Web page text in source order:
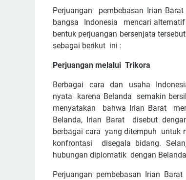
Perjuangan pembebasan Irian
bangsa Indonesia mencari
bentuk perjuangan bersenjata
sebagai berikut ini :
Perjuangan melalui Trikora
Berbagai cara dan usaha
nyata karena Belanda semakin
menyatakan bahwa Irian Barat
Belanda, Irian Barat disebut
berbagai cara yang ditempuh untuk
konfrontasi disegala bidang.
hubungan diplomatik dengan
Perjuangan pembebasan Irian